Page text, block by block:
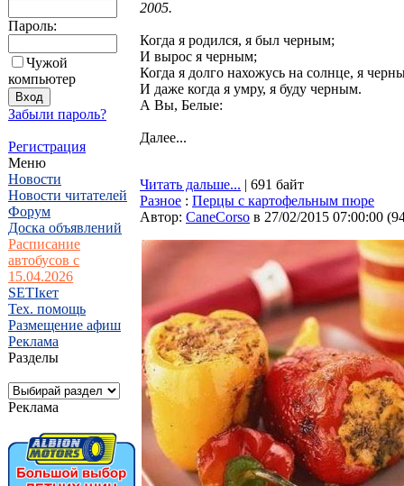
Пароль:
Чужой
компьютер
Забыли пароль?
Регистрация
Меню
Новости
Новости читателей
Форум
Доска объявлений
Расписание
автобусов с
15.04.2026
SETIкет
Тех. помощь
Размещение афиш
Реклама
Разделы
Реклама
2005.
Когда я родился, я был черным;
И вырос я черным;
Когда я долго нахожусь на солнце, я
И даже когда я умру, я буду черным.
А Вы, Белые:
Далее...
Читать дальше... | 691 байт
Разное : Перцы с картофельным пюре
Автор: CaneCorso в 27/02/2015 07:00:00 (